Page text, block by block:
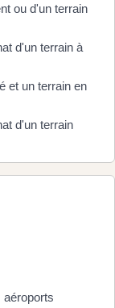
ou d'un terrain
d'un terrain à
et un terrain en
d'un terrain
aéroports